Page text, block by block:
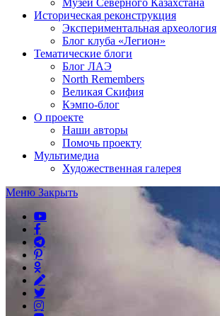
Музеи Северного Казахстана
Историческая реконструкция
Экспериментальная археология
Блог клуба «Легион»
Тематические блоги
Блог ЛАЭ
North Remembers
Великая Скифия
Кэмпо-блог
О проекте
Наши авторы
Помочь проекту
Мультимедиа
Художественная галерея
Меню Закрыть